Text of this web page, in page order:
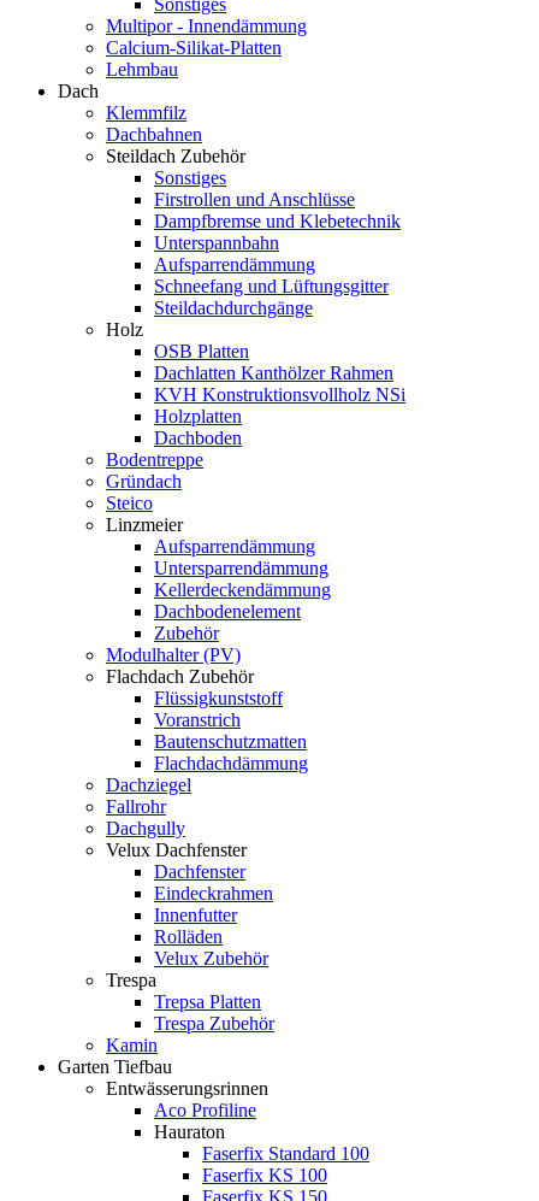
Sonstiges
Multipor - Innendämmung
Calcium-Silikat-Platten
Lehmbau
Dach
Klemmfilz
Dachbahnen
Steildach Zubehör
Sonstiges
Firstrollen und Anschlüsse
Dampfbremse und Klebetechnik
Unterspannbahn
Aufsparrendämmung
Schneefang und Lüftungsgitter
Steildachdurchgänge
Holz
OSB Platten
Dachlatten Kanthölzer Rahmen
KVH Konstruktionsvollholz NSi
Holzplatten
Dachboden
Bodentreppe
Gründach
Steico
Linzmeier
Aufsparrendämmung
Untersparrendämmung
Kellerdeckendämmung
Dachbodenelement
Zubehör
Modulhalter (PV)
Flachdach Zubehör
Flüssigkunststoff
Voranstrich
Bautenschutzmatten
Flachdachdämmung
Dachziegel
Fallrohr
Dachgully
Velux Dachfenster
Dachfenster
Eindeckrahmen
Innenfutter
Rolläden
Velux Zubehör
Trespa
Trepsa Platten
Trespa Zubehör
Kamin
Garten Tiefbau
Entwässerungsrinnen
Aco Profiline
Hauraton
Faserfix Standard 100
Faserfix KS 100
Faserfix KS 150